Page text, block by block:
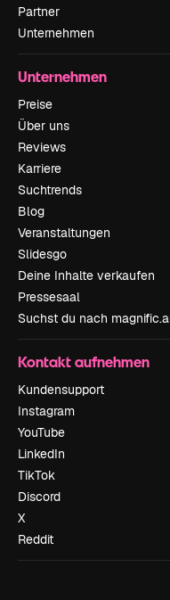
Partner
Unternehmen
Unternehmen
Preise
Über uns
Reviews
Karriere
Suchtrends
Blog
Veranstaltungen
Slidesgo
Deine Inhalte verkaufen
Pressesaal
Suchst du nach
Kontakt aufnehmen
Kundensupport
Instagram
YouTube
LinkedIn
TikTok
Discord
X
Reddit